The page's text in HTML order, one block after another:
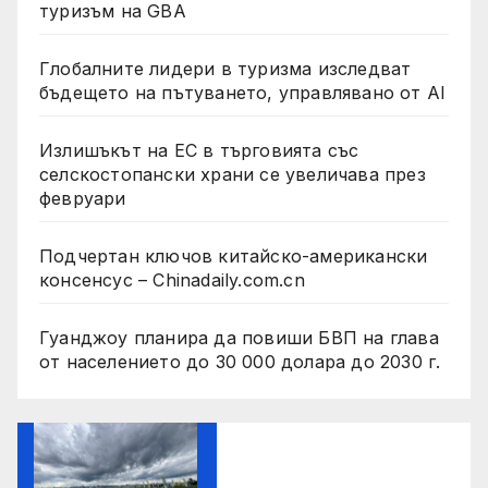
туризъм на GBA
Глобалните лидери в туризма изследват
бъдещето на пътуването, управлявано от AI
Излишъкът на ЕС в търговията със
селскостопански храни се увеличава през
февруари
Подчертан ключов китайско-американски
консенсус – Chinadaily.com.cn
Гуанджоу планира да повиши БВП на глава
от населението до 30 000 долара до 2030 г.